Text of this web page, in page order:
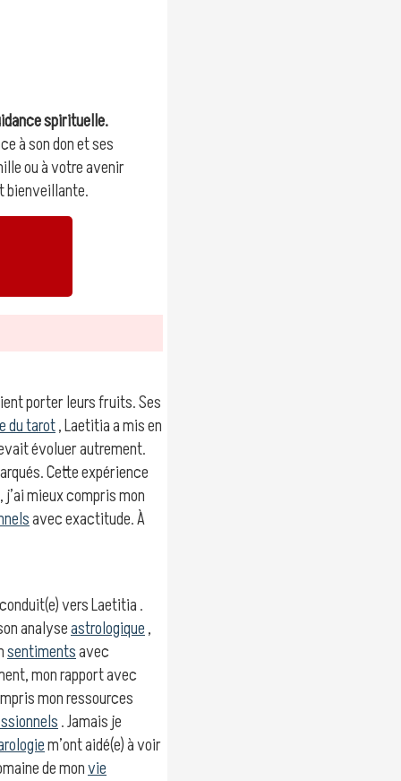
spirituelle.
à son don et ses
ou à votre avenir
bienveillante.
porter leurs fruits. Ses
du tarot, Laetitia a mis en
évoluer autrement.
Cette expérience
, j’ai mieux compris mon
avec exactitude. À
vers Laetitia .
analyseastrologique,
sentimentsavec
mon rapport avec
mon ressources
. Jamais je
m’ont aidé(e) à voir
de monvie